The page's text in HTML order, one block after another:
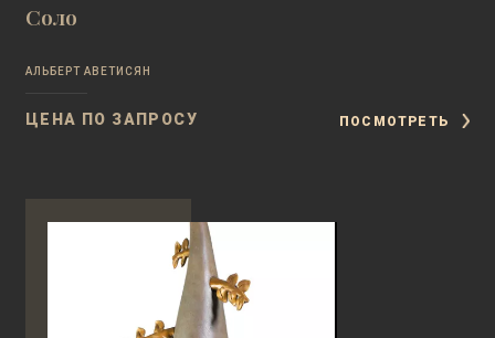
Соло
АЛЬБЕРТ АВЕТИСЯН
ЦЕНА ПО ЗАПРОСУ ПОСМОТРЕТЬ